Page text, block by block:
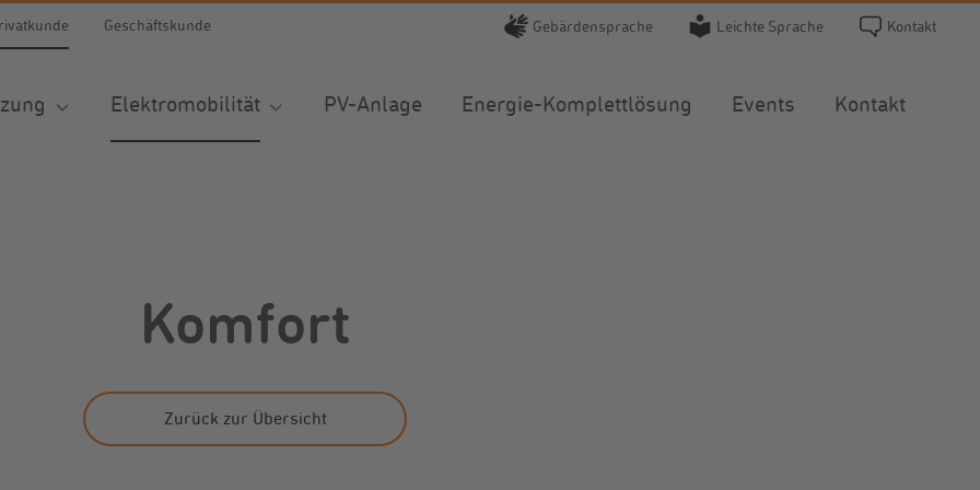
Geschäftskunde Gebärdensprache Leichte Sprache Kontakt
Elektromobilität PV-Anlage Energie-Komplettlösung Events Kontakt
Komfort
Zurück zur Übersicht